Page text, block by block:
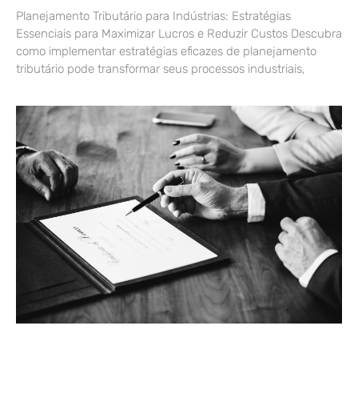
Planejamento Tributário para Indústrias: Estratégias
Essenciais para Maximizar Lucros e Reduzir Custos Descubra
como implementar estratégias eficazes de planejamento
tributário pode transformar seus processos industriais,